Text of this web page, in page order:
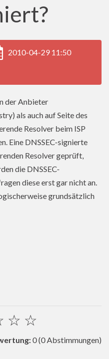
2010-04-29 11:50
der Anbieter
als auch auf Seite des
Resolver beim ISP
Eine DNSSEC-signierte
Resolver geprüft,
die DNSSEC-
diese erst gar nicht an.
grundsätzlich
☆
☆
0(0 Abstimmungen)